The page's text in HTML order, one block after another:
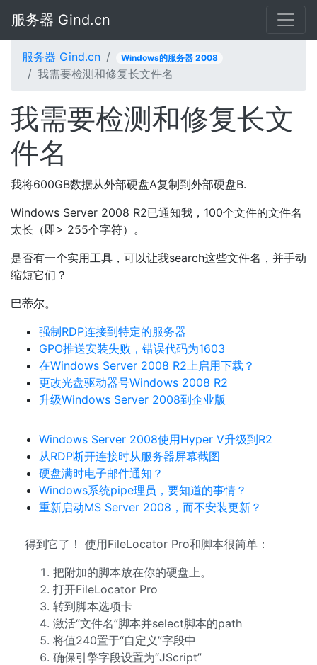
服务器 Gind.cn
服务器 Gind.cn Windows的服务器 2008
我需要检测和修复长文件名
我需要检测和修复长文
件名
我将600GB数据从外部硬盘A复制到外部硬盘B.
Windows Server 2008 R2已通知我，100个文件的文件名
太长（即> 255个字符）。
是否有一个实用工具，可以让我search这些文件名，并手动
缩短它们？
巴蒂尔。
强制RDP连接到特定的服务器
GPO推送安装失败，错误代码为1603
在Windows Server 2008 R2上启用下载？
更改光盘驱动器号Windows 2008 R2
升级Windows Server 2008到企业版
Windows Server 2008使用Hyper V升级到R2
从RDP断开连接时从服务器屏幕截图
硬盘满时电子邮件通知？
Windows系统pipe理员，要知道的事情？
重新启动MS Server 2008，而不安装更新？
得到它了！ 使用FileLocator Pro和脚本很简单：
把附加的脚本放在你的硬盘上。
打开FileLocator Pro
转到脚本选项卡
激活“文件名”脚本并select脚本的path
将值240置于“自定义”字段中
确保引擎字段设置为“JScript”